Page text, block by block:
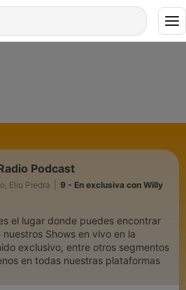
Podcast
Elio Piedra
9 - En exclusiva con Willy
el lugar donde puedes encontrar
Shows en vivo en la
exclusivo, entre otros segmentos
en todas nuestras plataformas